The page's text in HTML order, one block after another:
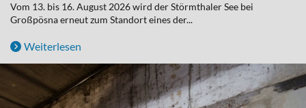
Vom 13. bis 16. August 2026 wird der Störmthaler See bei
Großpösna erneut zum Standort eines der...
Weiterlesen